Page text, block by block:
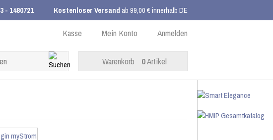
- 1480721 Kostenloser Versandab 99,00 € innerhalb DE
Anmelden
Mein Konto
Kasse
Warenkorb 0Artikel